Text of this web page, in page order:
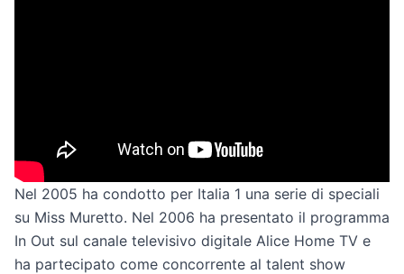
Nel 2005 ha condotto per Italia 1 una serie di speciali
su Miss Muretto. Nel 2006 ha presentato il programma
In Out sul canale televisivo digitale Alice Home TV e
ha partecipato come concorrente al talent show